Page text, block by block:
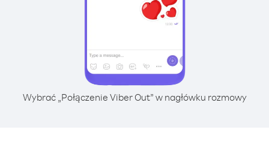
Wybrać „Połączenie Viber Out” w nagłówku rozmowy